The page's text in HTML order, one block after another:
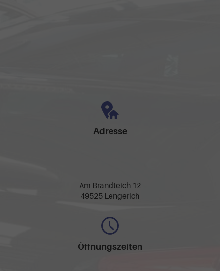
Adresse
Am Brandteich 12
49525 Lengerich
Öffnungszeiten